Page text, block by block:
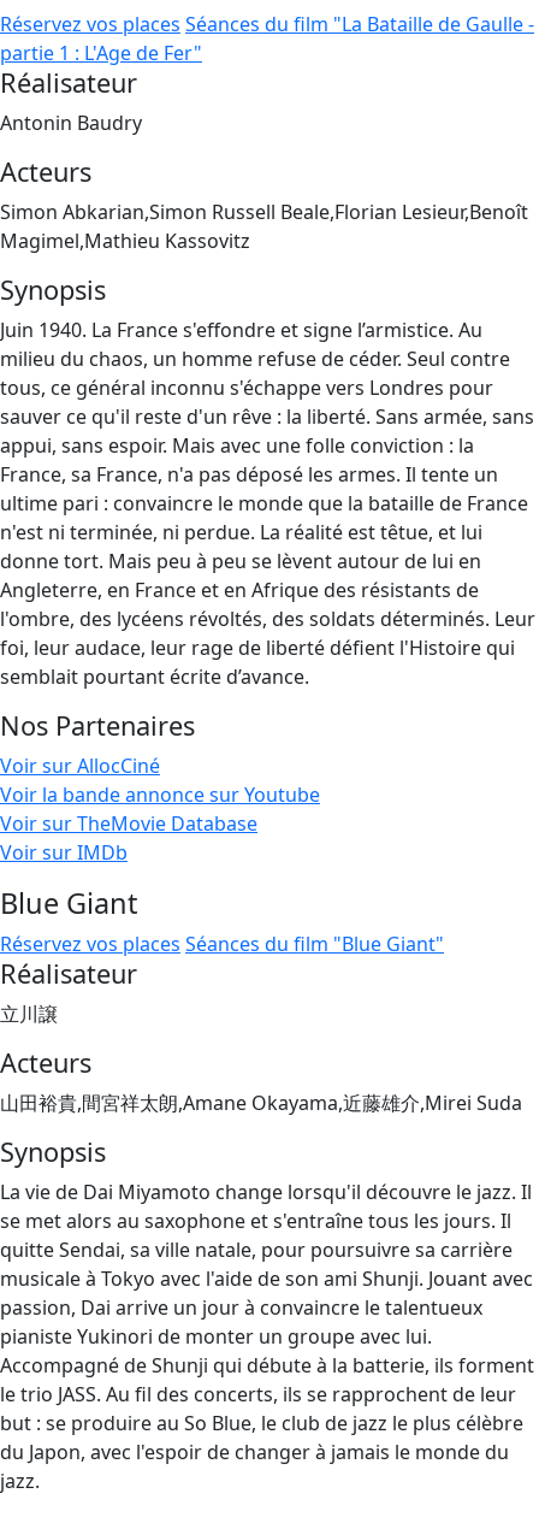
Réservez vos places Séances du film "La Bataille de Gaulle -
partie 1 : L'Age de Fer"
Réalisateur
Antonin Baudry
Acteurs
Simon Abkarian,Simon Russell Beale,Florian Lesieur,Benoît
Magimel,Mathieu Kassovitz
Synopsis
Juin 1940. La France s'effondre et signe l’armistice. Au
milieu du chaos, un homme refuse de céder. Seul contre
tous, ce général inconnu s'échappe vers Londres pour
sauver ce qu'il reste d'un rêve : la liberté. Sans armée, sans
appui, sans espoir. Mais avec une folle conviction : la
France, sa France, n'a pas déposé les armes. Il tente un
ultime pari : convaincre le monde que la bataille de France
n'est ni terminée, ni perdue. La réalité est têtue, et lui
donne tort. Mais peu à peu se lèvent autour de lui en
Angleterre, en France et en Afrique des résistants de
l'ombre, des lycéens révoltés, des soldats déterminés. Leur
foi, leur audace, leur rage de liberté défient l'Histoire qui
semblait pourtant écrite d’avance.
Nos Partenaires
Voir sur AllocCiné
Voir la bande annonce sur Youtube
Voir sur TheMovie Database
Voir sur IMDb
Blue Giant
Réservez vos places Séances du film "Blue Giant"
Réalisateur
立川譲
Acteurs
山田裕貴,間宮祥太朗,Amane Okayama,近藤雄介,Mirei Suda
Synopsis
La vie de Dai Miyamoto change lorsqu'il découvre le jazz. Il
se met alors au saxophone et s'entraîne tous les jours. Il
quitte Sendai, sa ville natale, pour poursuivre sa carrière
musicale à Tokyo avec l'aide de son ami Shunji. Jouant avec
passion, Dai arrive un jour à convaincre le talentueux
pianiste Yukinori de monter un groupe avec lui.
Accompagné de Shunji qui débute à la batterie, ils forment
le trio JASS. Au fil des concerts, ils se rapprochent de leur
but : se produire au So Blue, le club de jazz le plus célèbre
du Japon, avec l'espoir de changer à jamais le monde du
jazz.